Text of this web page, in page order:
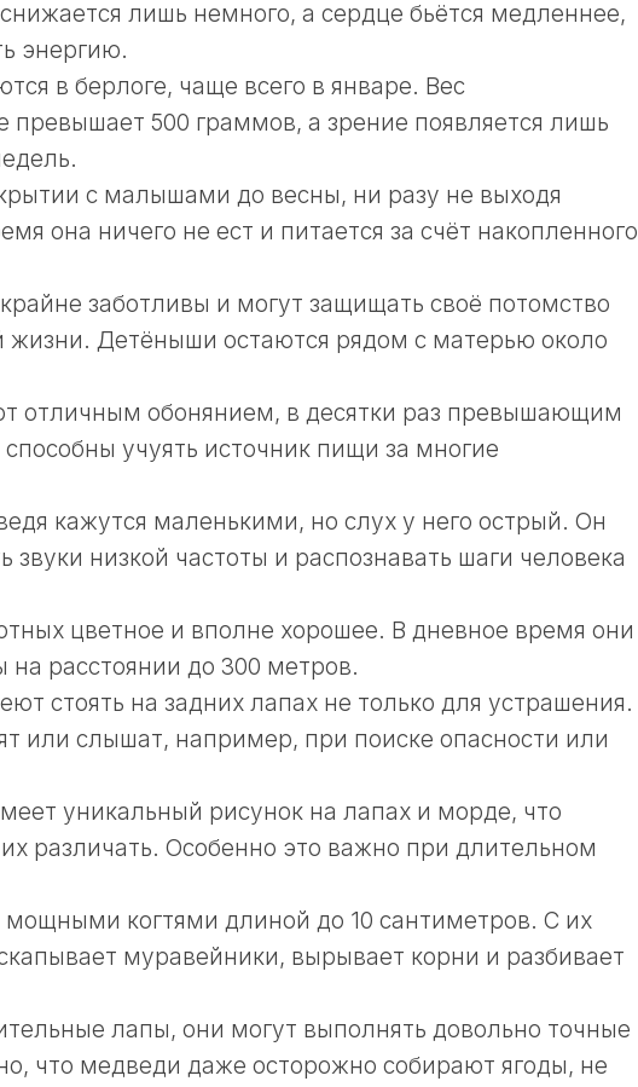
лишь немного, а сердце бьётся медленнее,
энергию.
в берлоге, чаще всего в январе. Вес
превышает 500 граммов, а зрение появляется лишь
с малышами до весны, ни разу не выходя
она ничего не ест и питается за счёт накопленного
заботливы и могут защищать своё потомство
жизни. Детёныши остаются рядом с матерью около
отличным обонянием, в десятки раз превышающим
учуять источник пищи за многие
кажутся маленькими, но слух у него острый. Он
звуки низкой частоты и распознавать шаги человека
цветное и вполне хорошее. В дневное время они
на расстоянии до 300 метров.
стоять на задних лапах не только для устрашения.
или слышат, например, при поиске опасности или
уникальный рисунок на лапах и морде, что
различать. Особенно это важно при длительном
когтями длиной до 10 сантиметров. С их
муравейники, вырывает корни и разбивает
лапы, они могут выполнять довольно точные
что медведи даже осторожно собирают ягоды, не